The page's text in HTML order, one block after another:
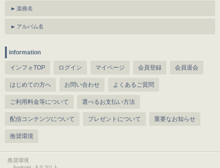
楽曲名
アルバム名
information
インフォTOP ログイン マイページ 会員登録 会員退会
はじめての方へ お問い合わせ よくあるご質問
ご利用料金等について 選べるお支払い方法
配信コンテンツについて プレゼントについて 重要なお知らせ
推奨環境
推奨環境